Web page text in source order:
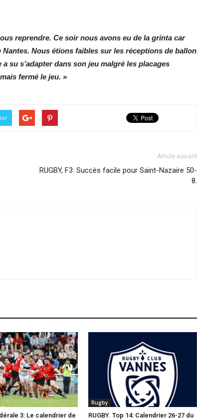
reprendre. Ce soir nous avons eu de la grinta car
Nous étions faibles sur les réceptions de ballon
su s’adapter dans son jeu malgré les placages
fermé le jeu. »
Article suivant
RUGBY, F3: Succès facile pour Saint-Nazaire 50-
8.
3: Le calendrier de
Rugby
RUGBY. Top 14: Calendrier 26-27 du